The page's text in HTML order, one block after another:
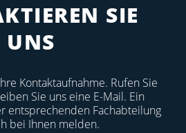
SIE
UNS
Kontaktaufnahme. Rufen Sie
Sie uns eine E-Mail. Ein
entsprechenden Fachabteilung
bei Ihnen melden.